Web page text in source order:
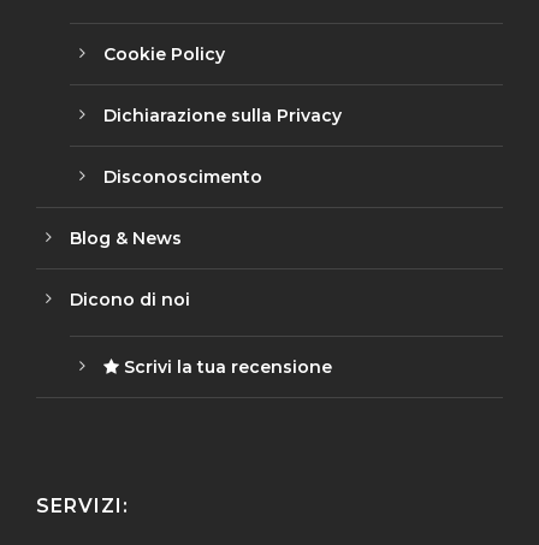
Cookie Policy
Dichiarazione sulla Privacy
Disconoscimento
Blog & News
Dicono di noi
Scrivi la tua recensione
SERVIZI: